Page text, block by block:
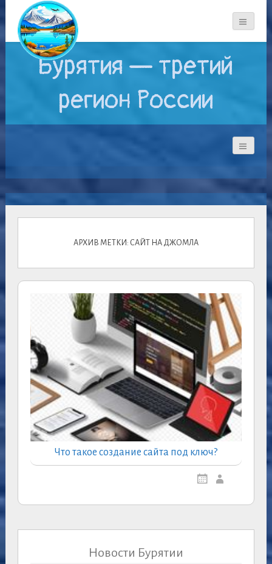
Бурятия — третий
регион России
АРХИВ МЕТКИ: САЙТ НА ДЖОМЛА
Что такое создание сайта под ключ?
Новости Бурятии